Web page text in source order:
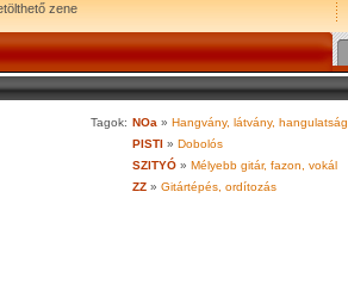
zene
Tagok: NOa » Hangvány, látvány, hangulatság
PISTI » Dobolós
SZITYÓ » Mélyebb gitár, fazon, vokál
ZZ » Gitártépés, ordítozás